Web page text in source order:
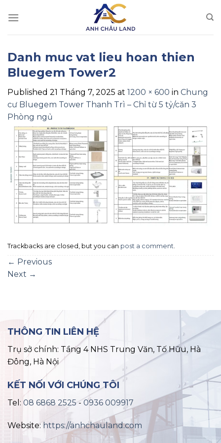
Danh muc vat lieu hoan thien
Bluegem Tower2
Published 21 Tháng 7, 2025 at 1200 × 600 in Chung
cư Bluegem Tower Thanh Trì – Chỉ từ 5 tỷ/căn 3
Phòng ngủ
Trackbacks are closed, but you can post a comment.
← Previous
Next →
THÔNG TIN LIÊN HỆ
Trụ sở chính: Tầng 4 NHS Trung Văn, Tố Hữu, Hà
Đông, Hà Nội
KẾT NỐI VỚI CHÚNG TÔI
Tel: 08 6868 2525-0936 009917
Website: https://anhchauland.com